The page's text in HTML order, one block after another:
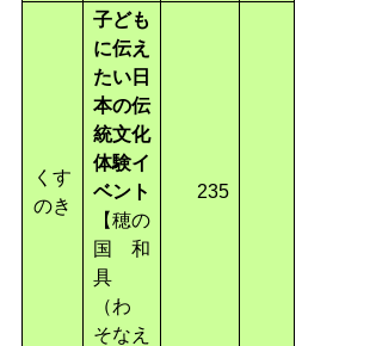
くす
のき
子ども
に伝え
たい日
本の伝
統文化
体験イ
ベント
【穂の
国 和
具
（わ
そなえ
235